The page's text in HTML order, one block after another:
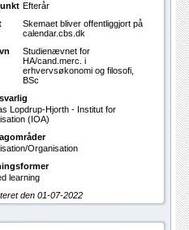
Efterår
Skemaet bliver offentliggjort på
calendar.cbs.dk
Studienævnet for
HA/cand.merc. i
erhvervsøkonomi og filosofi,
BSc
Lopdrup-Hjorth - Institut for
(IOA)
Organisation
learning
den 01-07-2022